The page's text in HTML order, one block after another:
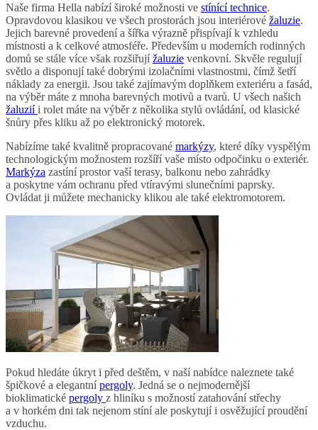
Naše firma Hella nabízí široké možnosti ve stínící technice.
Opravdovou klasikou ve všech prostorách jsou interiérové žaluzie.
Jejich barevné provedení a šířka výrazně přispívají k vzhledu
místnosti a k celkové atmosféře. Především u moderních rodinných
domů se stále více však rozšiřujížaluzie venkovní. Skvěle regulují
světlo a disponují také dobrými izolačními vlastnostmi, čímž šetří
náklady za energii. Jsou také zajímavým doplňkem exteriéru a fasád,
na výběr máte z mnoha barevných motivů a tvarů. U všech našich
žaluziíi rolet máte na výběr z několika stylů ovládání, od klasické
šnůry přes kliku až po elektronický motorek.
Nabízíme také kvalitně propracované markýzy, které díky vyspělým
technologickým možnostem rozšíří vaše místo odpočinku o exteriér.
Markýza zastíní prostor vaší terasy, balkonu nebo zahrádky
a poskytne vám ochranu před vtíravými slunečními paprsky.
Ovládat ji můžete mechanicky klikou ale také elektromotorem.
Pokud hledáte úkryt i před deštěm, v naší nabídce naleznete také
špičkové a elegantnípergoly. Jedná se o nejmodernější
bioklimatické pergoly z hliníku s možností zatahování střechy
a v horkém dni tak nejenom stíní ale poskytují i osvěžující proudění
vzduchu.